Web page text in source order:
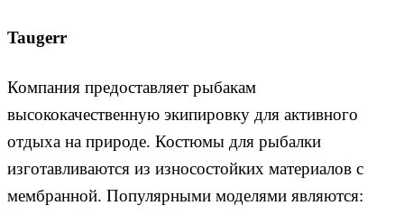
Taugerr
Компания предоставляет рыбакам
высококачественную экипировку для активного
отдыха на природе. Костюмы для рыбалки
изготавливаются из износостойких материалов с
мембранной. Популярными моделями являются: